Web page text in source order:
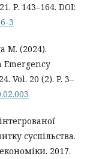
P. 143–164. DOI:
3
M. (2024).
Vol. 20 (2). P. 3–
суспільства.
2017.